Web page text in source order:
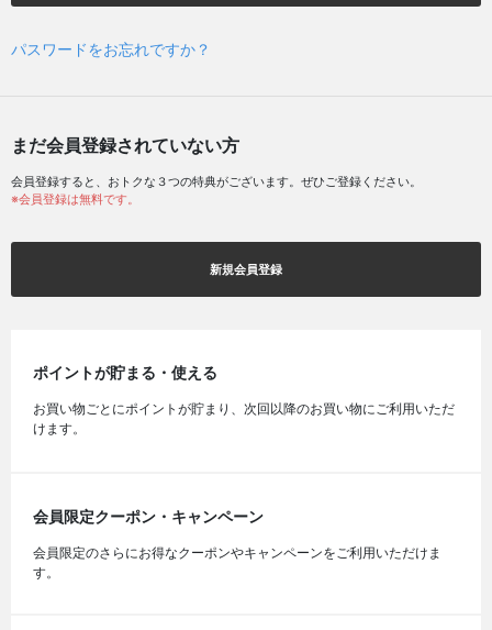
パスワードをお忘れですか？
まだ会員登録されていない方
会員登録すると、おトクな３つの特典がございます。ぜひご登録ください。
※会員登録は無料です。
新規会員登録
ポイントが貯まる・使える
お買い物ごとにポイントが貯まり、次回以降のお買い物にご利用いただ
けます。
会員限定クーポン・キャンペーン
会員限定のさらにお得なクーポンやキャンペーンをご利用いただけま
す。